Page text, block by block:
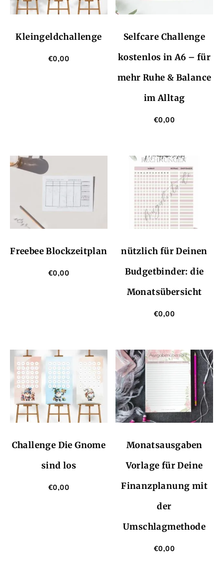
Kleingeldchallenge
€0,00
Selfcare Challenge
kostenlos in A6 – für
mehr Ruhe & Balance
im Alltag
€0,00
Freebee Blockzeitplan
€0,00
nützlich für Deinen
Budgetbinder: die
Monatsübersicht
€0,00
Challenge Die Gnome
sind los
€0,00
Monatsausgaben
Vorlage für Deine
Finanzplanung mit
der
Umschlagmethode
€0,00